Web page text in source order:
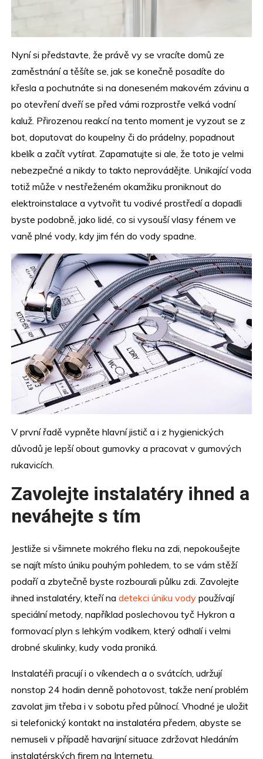
Nyní si představte, že právě vy se vracíte domů ze
zaměstnání a těšíte se, jak se konečně posadíte do
křesla a pochutnáte si na doneseném makovém závinu a
po otevření dveří se před vámi rozprostře velká vodní
kaluž. Přirozenou reakcí na tento moment je vyzout se z
bot, doputovat do koupelny či do prádelny, popadnout
kbelík a začít vytírat. Zapamatujte si ale, že toto je velmi
nebezpečné a nikdy to takto neprovádějte. Unikající voda
totiž může v nestřeženém okamžiku proniknout do
elektroinstalace a vytvořit tu vodivé prostředí a dopadli
byste podobně, jako lidé, co si vysouší vlasy fénem ve
vaně plné vody, kdy jim fén do vody spadne.
V první řadě vypněte hlavní jistič a i z hygienických
důvodů je lepší obout gumovky a pracovat v gumových
rukavicích.
Zavolejte instalatéry ihned a
neváhejte s tím
Jestliže si všimnete mokrého fleku na zdi, nepokoušejte
se najít místo úniku pouhým pohledem, to se vám stěží
podaří a zbytečně byste rozbourali půlku zdi. Zavolejte
ihned instalatéry, kteří nadetekci úniku vody používají
speciální metody, například poslechovou tyč Hykron a
formovací plyn s lehkým vodíkem, který odhalí i velmi
drobné skulinky, kudy voda proniká.
Instalatéři pracují i o víkendech a o svátcích, udržují
nonstop 24 hodin denně pohotovost, takže není problém
zavolat jim třeba i v sobotu před půlnocí. Vhodné je uložit
si telefonický kontakt na instalatéra předem, abyste se
nemuseli v případě havarijní situace zdržovat hledáním
instalatérských firem na Internetu.